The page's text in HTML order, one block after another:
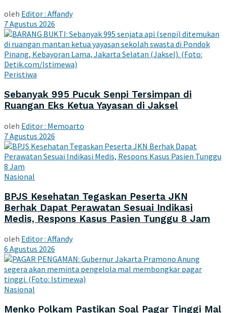
oleh Editor : Affandy
7 Agustus 2026
Peristiwa
Sebanyak 995 Pucuk Senpi Tersimpan di
Ruangan Eks Ketua Yayasan di Jaksel
oleh Editor : Memoarto
7 Agustus 2026
Nasional
BPJS Kesehatan Tegaskan Peserta JKN
Berhak Dapat Perawatan Sesuai Indikasi
Medis, Respons Kasus Pasien Tunggu 8 Jam
oleh Editor : Affandy
6 Agustus 2026
Nasional
Menko Polkam Pastikan Soal Pagar Tinggi Mal